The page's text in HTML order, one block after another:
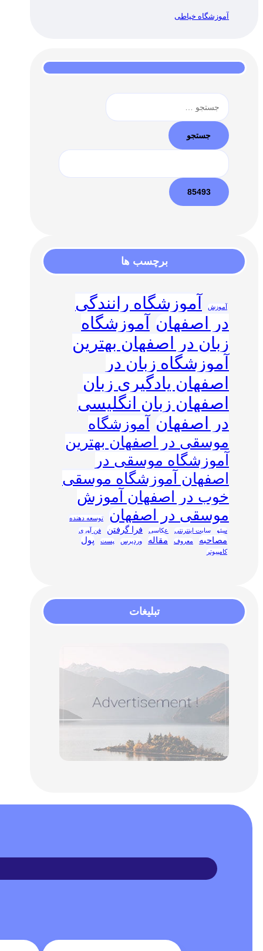
آموزشگاه خیاطی
جستجو
برای:
برچسب ها
آموزش
آموزشگاه رانندگی
در اصفهان
آموزشگاه
زبان در اصفهان بهترین
آموزشگاه زبان در
اصفهان یادگیری زبان
اصفهان زبان انگلیسی
در اصفهان
آموزشگاه
موسقی در اصفهان بهترین
آموزشگاه موسقی در
اصفهان آموزشگاه موسقی
خوب در اصفهان آموزش
موسقی در اصفهان
توسعه دهنده
سئو
سایت اینترنتی عکاسی فرا گرفتن فن آوری
مصاحبه معروف مقاله وردپرس پست پول
کامپیوتر
تبلیغات